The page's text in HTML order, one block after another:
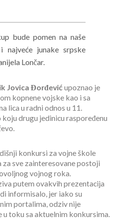
bude pomen na naše
najveće junake srpske
Lončar.
Jovica Đorđević upoznao je
kopnene vojske kao i sa
lica u radni odnos u 11.
drugu jedinicu raspoređenu
konkursi za vojne škole
sve zainteresovane postoji
vojnog roka.
putem ovakvih prezentacija
informisalo, jer iako su
portalima, odziv nije
u toku sa aktuelnim konkursima.